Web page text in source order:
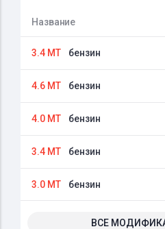
Название
3.4 MT бензин
4.6 MT бензин
4.0 MT бензин
3.4 MT бензин
3.0 MT бензин
ВСЕ